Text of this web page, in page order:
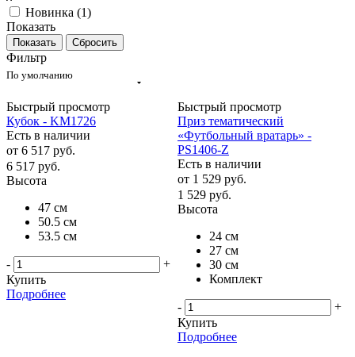
Новинка (1)
Показать
Сбросить
Фильтр
По умолчанию
Быстрый просмотр
Кубок - KM1726
Есть в наличии
от 6 517 руб.
6 517 руб.
Высота
47 см
50.5 см
53.5 см
-
+
Купить
Подробнее
Быстрый просмотр
Приз тематический
«Футбольный вратарь» -
PS1406-Z
Есть в наличии
от 1 529 руб.
1 529 руб.
Высота
24 см
27 см
30 см
Комплект
-
+
Купить
Подробнее